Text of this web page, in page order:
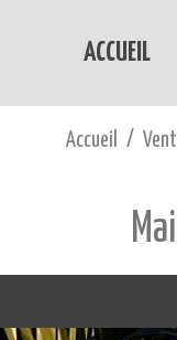
ACCUEIL
Accueil